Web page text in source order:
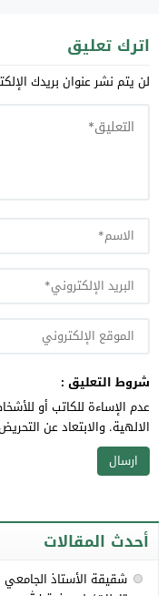
اترك تعليق
لن يتم نشر عنوان بريدك
شروط التعليق :
عدم الإساءة للكاتب أو
الالهية. والابتعاد عن
أحدث المقالات
شقيقة الأستاذ